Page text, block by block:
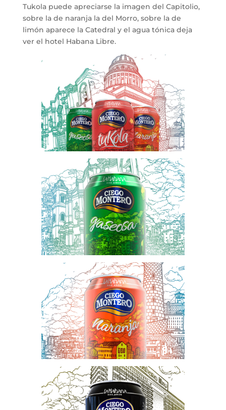
Tukola puede apreciarse la imagen del Capitolio,
sobre la de naranja la del Morro, sobre la de
limón aparece la Catedral y el agua tónica deja
ver el hotel Habana Libre.